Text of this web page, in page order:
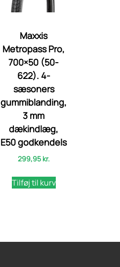
Maxxis
Metropass Pro,
700×50 (50-
622). 4-
sæsoners
gummiblanding,
3 mm
dækindlæg,
E50 godkendels
299,95 kr.
Tilføj til kurv